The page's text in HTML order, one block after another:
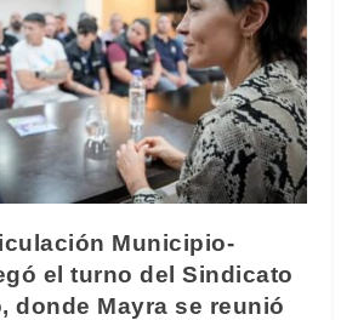
Municipio-
el turno del Sindicato
donde Mayra se reunió